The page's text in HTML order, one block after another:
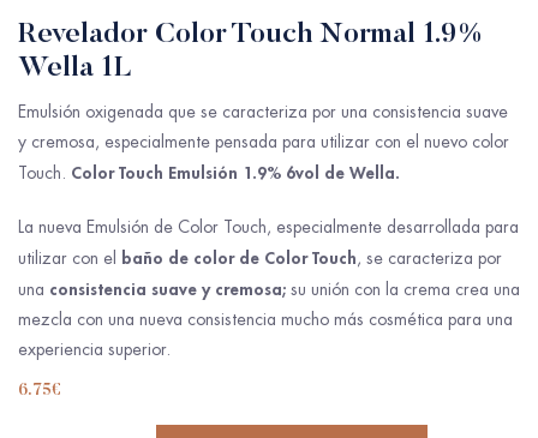
Revelador Color Touch Normal 1.9%
Wella 1L
Emulsión oxigenada que se caracteriza por una consistencia suave
y cremosa, especialmente pensada para utilizar con el nuevo color
Touch. Color Touch Emulsión 1.9% 6vol de Wella.
La nueva Emulsión de Color Touch, especialmente desarrollada para
utilizar con el baño de color de Color Touch, se caracteriza por
una consistencia suave y cremosa; su unión con la crema crea una
mezcla con una nueva consistencia mucho más cosmética para una
experiencia superior.
6.75€